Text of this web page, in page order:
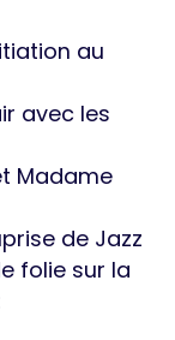
au
avec les
Madame
de Jazz
folie sur la